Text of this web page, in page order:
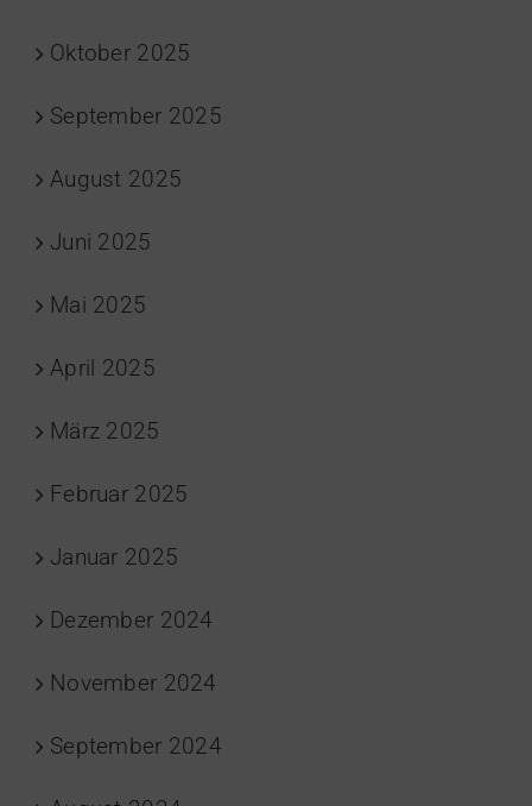
Oktober 2025
September 2025
August 2025
Juni 2025
Mai 2025
April 2025
März 2025
Februar 2025
Januar 2025
Dezember 2024
November 2024
September 2024